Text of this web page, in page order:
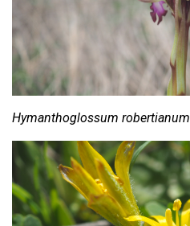
Hymanthoglossum robertianum